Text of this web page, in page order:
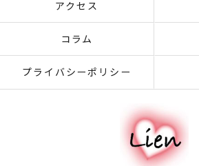
アクセス
コラム
プライバシーポリシー